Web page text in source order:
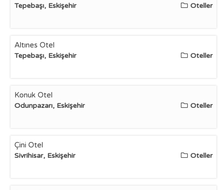
Tepebaşı, Eskişehir Oteller
Altınes Otel
Tepebaşı, Eskişehir Oteller
Konuk Otel
Odunpazarı, Eskişehir Oteller
Çini Otel
Sivrihisar, Eskişehir Oteller